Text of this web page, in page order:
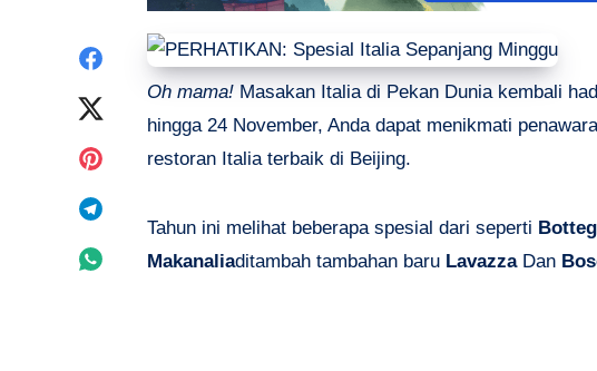
Share
Share
Share
Oh mama! Masakan Italia di Pekan Dunia kembali
hingga 24 November, Anda dapat menikmati
restoran Italia terbaik di Beijing.
Tahun ini melihat beberapa spesial dari seperti
Makanaliaditambah tambahan baru LavazzaDan